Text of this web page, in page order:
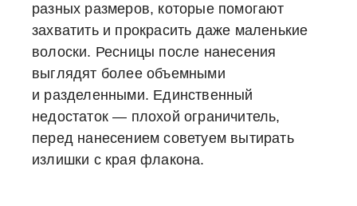
разных размеров, которые помогают
захватить и прокрасить даже маленькие
волоски. Ресницы после нанесения
выглядят более объемными
и разделенными. Единственный
недостаток — плохой ограничитель,
перед нанесением советуем вытирать
излишки с края флакона.